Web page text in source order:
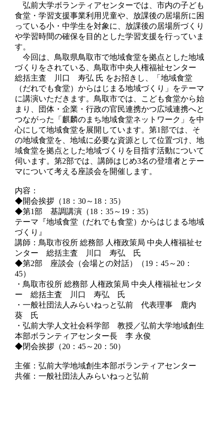
弘前大学ボランティアセンターでは、市内の子ども
食堂・学習支援事業利用児童や、放課後の居場所に困
っている小・中学生を対象に、放課後の居場所づくり
や学習時間の確保を目的とした学習支援を行っていま
す。
今回は、鳥取県鳥取市で地域食堂を拠点とした地域
づくりをされている、鳥取市中央人権福祉センター
総括主査 川口 寿弘 氏 をお招きし、「地域食堂
（だれでも食堂）からはじまる地域づくり」をテーマ
に講演いただきます。鳥取市では、こども食堂から始
まり、団体・企業・行政の官民連携かつ広域連携へと
つながった「麒麟のまち地域食堂ネットワーク」を中
心にして地域食堂を展開しています。第1部では、そ
の地域食堂を、地域に必要な資源として位置づけ、地
域食堂を拠点とした地域づくりを目指す活動について
伺います。第2部では、講師はじめ3名の登壇者とテー
マについて考える座談会を開催します。
内容：
◆開会挨拶（18：30～18：35）
◆第1部 基調講演（18：35～19：35）
テーマ『地域食堂（だれでも食堂）からはじまる地域
づくり』
講師：鳥取市役所 総務部 人権政策局 中央人権福祉セ
ンター 総括主査 川口 寿弘 氏
◆第2部 座談会（会場との対話）（19：45～20：
45）
・鳥取市役所 総務部 人権政策局 中央人権福祉センタ
ー 総括主査 川口 寿弘 氏
・一般社団法人みらいねっと弘前 代表理事 鹿内
葵 氏
・弘前大学人文社会科学部 教授／弘前大学地域創生
本部ボランティアセンター長 李 永俊
◆閉会挨拶（20：45～20：50）
主催：弘前大学地域創生本部ボランティアセンター
共催：一般社団法人みらいねっと弘前